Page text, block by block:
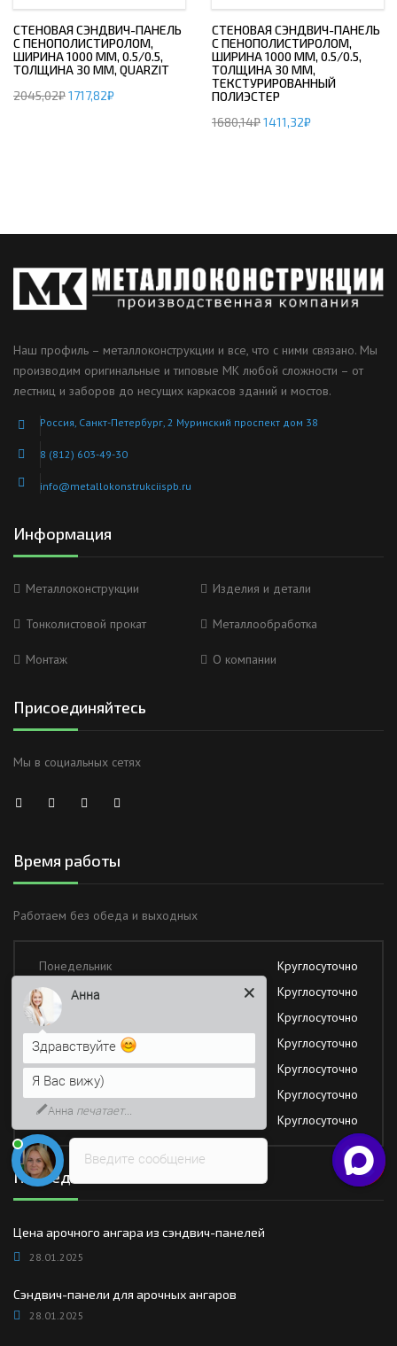
СТЕНОВАЯ СЭНДВИЧ-ПАНЕЛЬ
С ПЕНОПОЛИСТИРОЛОМ,
ШИРИНА 1000 ММ, 0.5/0.5,
ТОЛЩИНА 30 ММ, QUARZIT
2045,02₽1717,82₽
СТЕНОВАЯ СЭНДВИЧ-ПАНЕЛЬ
С ПЕНОПОЛИСТИРОЛОМ,
ШИРИНА 1000 ММ, 0.5/0.5,
ТОЛЩИНА 30 ММ,
ТЕКСТУРИРОВАННЫЙ
ПОЛИЭСТЕР
1680,14₽1411,32₽
Наш профиль – металлоконструкции и все, что с ними связано. Мы
производим оригинальные и типовые МК любой сложности – от
лестниц и заборов до несущих каркасов зданий и мостов.
Россия, Санкт-Петербург, 2 Муринский проспект дом 38
8 (812) 603-49-30
info@metallokonstrukciispb.ru
Информация
Металлоконструкции Изделия и детали
Тонколистовой прокат Металлообработка
Монтаж О компании
Присоединяйтесь
Мы в социальных сетях
Время работы
Работаем без обеда и выходных
Понедельник
Круглосуточно
Вторник
Круглосуточно
Среда
Круглосуточно
Четверг
Круглосуточно
Пятница
Круглосуточно
Суббота
Круглосуточно
Воскресение
Круглосуточно
Последние новости
Цена арочного ангара из сэндвич-панелей
28.01.2025
Сэндвич-панели для арочных ангаров
28.01.2025
Введите сообщение
Анна
Здравствуйте
Я Вас вижу)
Анна печатает...